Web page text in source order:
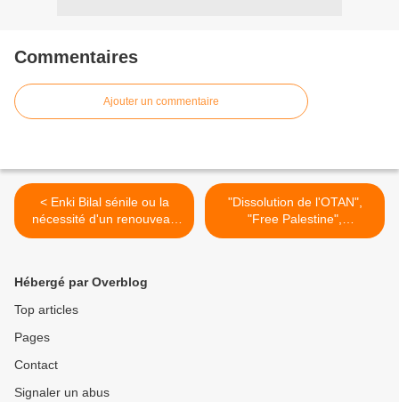
Commentaires
Ajouter un commentaire
< Enki Bilal sénile ou la
nécessité d'un renouveau
artistique marxiste et
"Dissolution de l'OTAN",
"Free Palestine",
manifestation des JRCF >
Hébergé par Overblog
Top articles
Pages
Contact
Signaler un abus